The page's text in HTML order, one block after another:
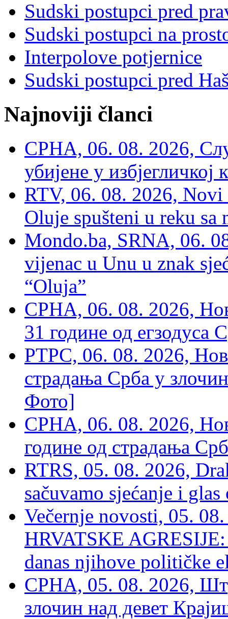
Sudski postupci pred
Sudski postupci na
Interpolove potjernice
Sudski postupci pred
Najnoviji članci
СРНА, 06. 08. 2026,
убијене у избјегличкој
RTV, 06. 08. 2026, Novi
Oluje spušteni u reku sa
Mondo.ba, SRNA, 06.
vijenac u Unu u znak
“Oluja”
СРНА, 06. 08. 2026,
31 године од егзодуса
РТРС, 06. 08. 2026,
страдања Срба у
Фото]
СРНА, 06. 08. 2026,
године од страдања
RTRS, 05. 08. 2026,
sačuvamo sjećanje i
Večernje novosti, 05.
HRVATSKE
danas njihove političke
СРНА, 05. 08. 2026,
злочин над девет